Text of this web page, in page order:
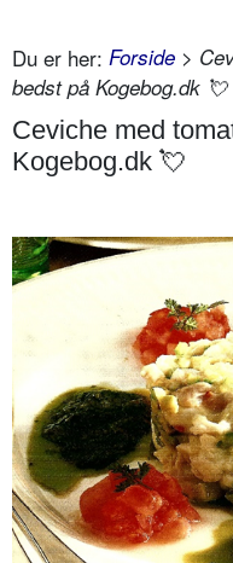
Du er her: Forside >
bedst på Kogebog.dk 💘
Ceviche med
Kogebog.dk 💘